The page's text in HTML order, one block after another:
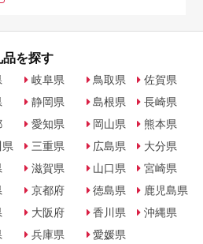
品を探す
県
岐阜県
静岡県
愛知県
三重県
滋賀県
京都府
大阪府
兵庫県
鳥取県
島根県
岡山県
広島県
山口県
徳島県
香川県
愛媛県
佐賀県
長崎県
熊本県
大分県
宮崎県
鹿児島県
沖縄県